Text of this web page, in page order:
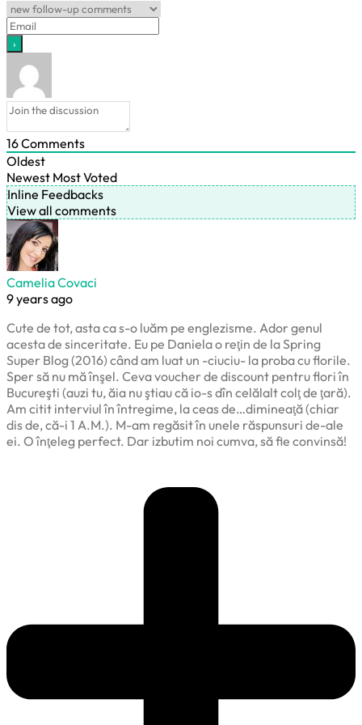
16Comments
Oldest
Newest Most Voted
Inline Feedbacks
View all comments
Camelia Covaci
9 years ago
Cute de tot, asta ca s-o luăm pe englezisme. Ador genul
acesta de sinceritate. Eu pe Daniela o reţin de la Spring
Super Blog (2016) când am luat un -ciuciu- la proba cu florile.
Sper să nu mă înşel. Ceva voucher de discount pentru flori în
Bucureşti (auzi tu, ăia nu ştiau că io-s dîn celălalt colţ de ţară).
Am citit interviul în întregime, la ceas de…dimineaţă (chiar
dis de, că-i 1 A.M.). M-am regăsit în unele răspunsuri de-ale
ei. O înţeleg perfect. Dar izbutim noi cumva, să fie convinsă!